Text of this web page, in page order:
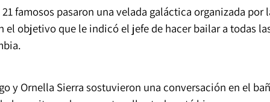
famosos pasaron una velada galáctica organizada por
objetivo que le indicó el jefe de hacer bailar a todas
y Ornella Sierra sostuvieron una conversación en el